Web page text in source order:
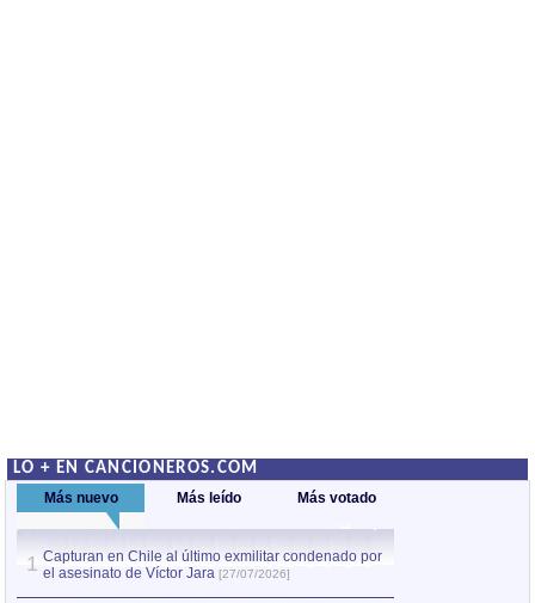
LO + EN CANCIONEROS.COM
Más nuevo Más leído Más votado
1 Capturan en Chile al último exmilitar condenado por
el asesinato de Víctor Jara [27/07/2026]